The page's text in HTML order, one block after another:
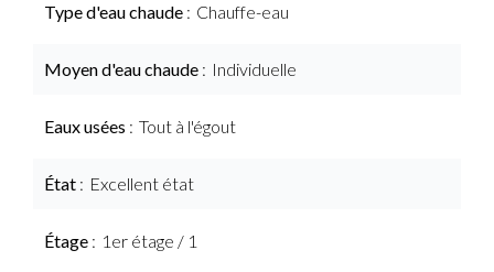
Type d'eau chaude Chauffe-eau
Moyen d'eau chaude Individuelle
Eaux usées Tout à l'égout
État Excellent état
Étage 1er étage / 1